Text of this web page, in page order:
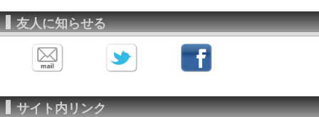
友人に知らせる
サイト内リンク